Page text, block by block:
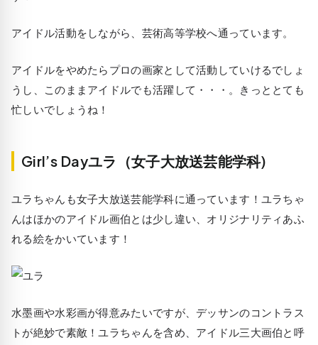
アイドル活動をしながら、芸術高等学校へ通っています。
アイドルをやめたらプロの画家として活動していけるでしょ
うし、このままアイドルでも活躍して・・・。きっととても
忙しいでしょうね！
Girl’s Dayユラ（女子大放送芸能学科)
ユラちゃんも女子大放送芸能学科に通っています！ユラちゃ
んはほかのアイドル画伯とは少し違い、オリジナリティあふ
れる絵をかいています！
水墨画や水彩画が得意みたいですが、デッサンのコントラス
トが絶妙で素敵！ユラちゃんを含め、アイドル三大画伯と呼